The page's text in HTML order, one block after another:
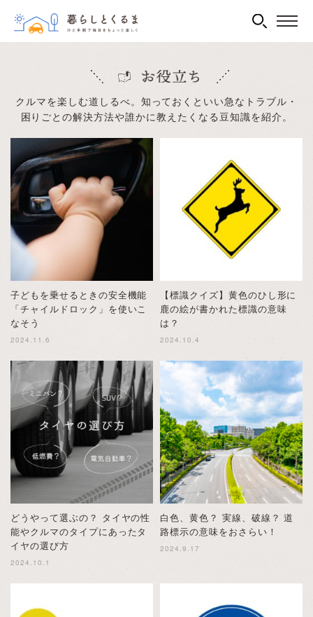
クルマを楽しむ道しるべ。 知っておくといい急なトラブル・
困りごとの解決方法や誰かに教えたくなる豆知識を紹介。
子どもを乗せるときの安全機能
「チャイルドロック」を使いこ
なそう
2024.11.6
【標識クイズ】黄色のひし形に
鹿の絵が書かれた標識の意味
は？
2024.10.4
どうやって選ぶの？ タイヤの性
能やクルマのタイプにあったタ
イヤの選び方
2024.10.1
白色、黄色？ 実線、破線？ 道
路標示の意味をおさらい！
2024.9.17